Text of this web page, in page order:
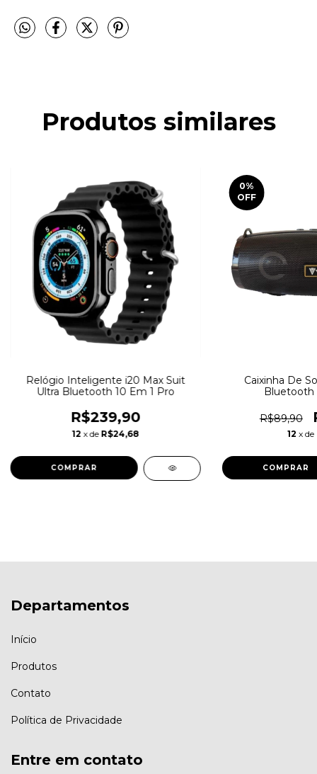
Produtos similares
Relógio Inteligente i20 Max Suit
Ultra Bluetooth 10 Em 1 Pro
R$239,90
12 x de R$24,68
0%
OFF
Caixinha De
Bluetooth
R$89,90
12 x de
COMPRAR
Departamentos
Início
Produtos
Contato
Política de Privacidade
Entre em contato